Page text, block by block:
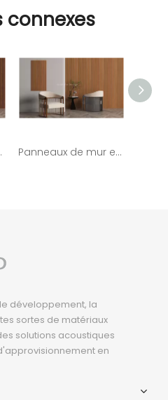
connexes
en fibre de polyester Panneaux de mur et de plafond à lattes en PET MDF en placage de bois
développement, la
sortes de matériaux
solutions acoustiques
en